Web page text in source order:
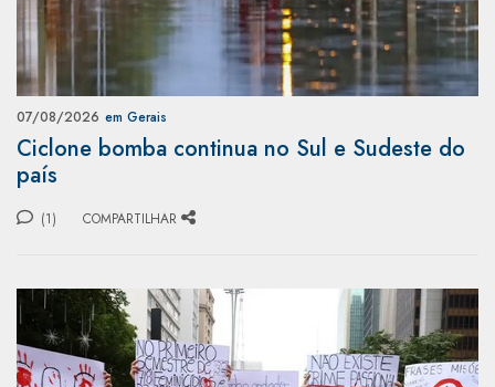
07/08/2026 em Gerais
Ciclone bomba continua no Sul e Sudeste do
país
(1) COMPARTILHAR